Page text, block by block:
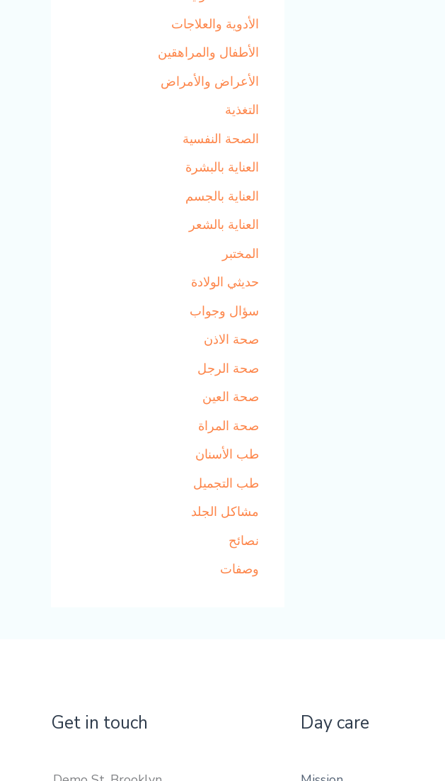
الأدوية والعلاجات
الأطفال والمراهقين
الأعراض والأمراض
التغذية
الصحة النفسية
العناية بالبشرة
العناية بالجسم
العناية بالشعر
المختبر
حديثي الولادة
سؤال وجواب
صحة الاذن
صحة الرجل
صحة العين
صحة المراة
طب الأسنان
طب التجميل
مشاكل الجلد
نصائح
وصفات
Day care
Get in touch